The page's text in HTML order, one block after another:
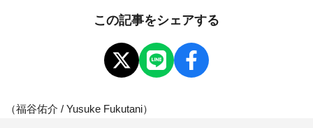
この記事をシェアする
（福谷佑介 / Yusuke Fukutani）